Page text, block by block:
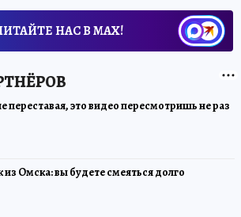
НАС В МАХ!
переставая, это видео пересмотришь не раз
из Омска: вы будете смеяться долго